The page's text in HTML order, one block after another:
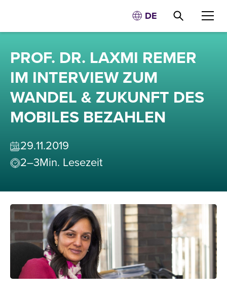
DE
PROF. DR. LAXMI REMER
IM INTERVIEW ZUM
WANDEL & ZUKUNFT DES
MOBILES BEZAHLEN
29.11.2019
2–3Min. Lesezeit